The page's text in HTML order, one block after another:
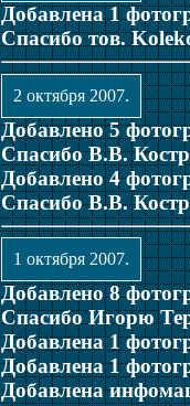
Добавлена 1
Спасибо тов.
2 октября 2007.
Добавлено 5
Спасибо В.В.
Добавлено 4
Спасибо В.В.
1 октября 2007.
Добавлено 8
Спасибо Игорю
Добавлена 1
Добавлена 1
Добавлена